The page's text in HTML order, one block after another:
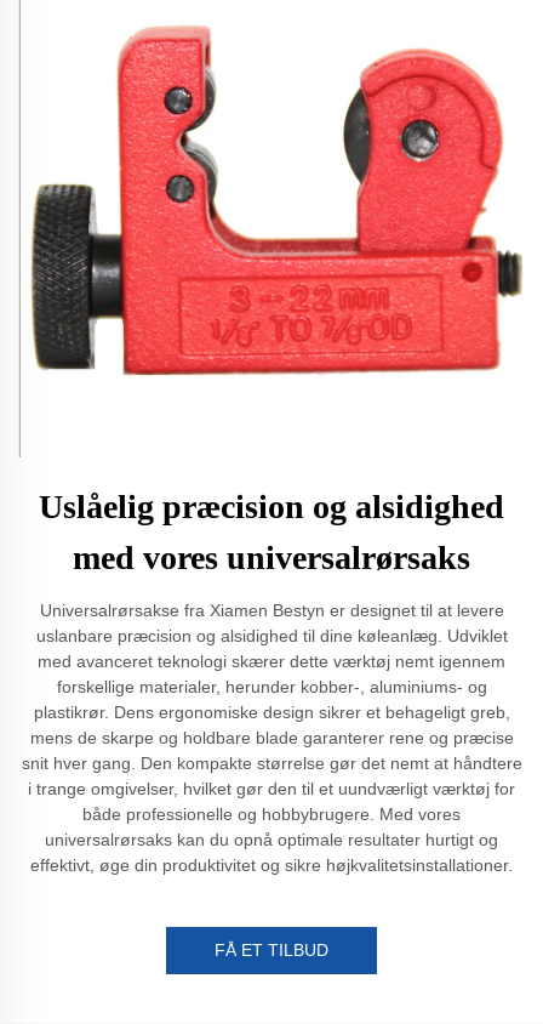
Uslåelig præcision og alsidighed
med vores universalrørsaks
Universalrørsakse fra Xiamen Bestyn er designet til at levere
uslanbare præcision og alsidighed til dine køleanlæg. Udviklet
med avanceret teknologi skærer dette værktøj nemt igennem
forskellige materialer, herunder kobber-, aluminiums- og
plastikrør. Dens ergonomiske design sikrer et behageligt greb,
mens de skarpe og holdbare blade garanterer rene og præcise
snit hver gang. Den kompakte størrelse gør det nemt at håndtere
i trange omgivelser, hvilket gør den til et uundværligt værktøj for
både professionelle og hobbybrugere. Med vores
universalrørsaks kan du opnå optimale resultater hurtigt og
effektivt, øge din produktivitet og sikre højkvalitetsinstallationer.
FÅ ET TILBUD